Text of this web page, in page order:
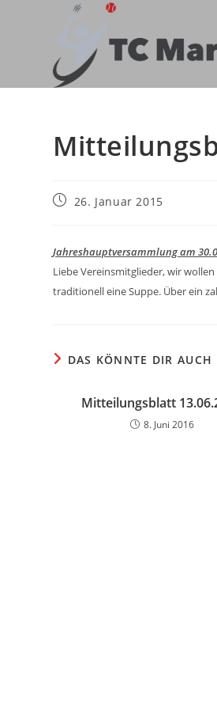
Beitrag26. Januar 2015
Jahreshauptversammlung am
Liebe Vereinsmitglieder, wir
traditionell eine Suppe. Über ein
DAS KÖNNTE DIR AUCH
Mitteilungsblatt
8. Juni 2016